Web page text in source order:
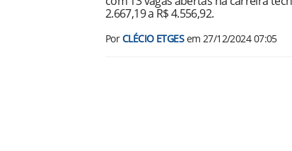
2.667,19 a R$ 4.556,92.
PorCLÉCIO ETGESem 27/12/2024 07:05